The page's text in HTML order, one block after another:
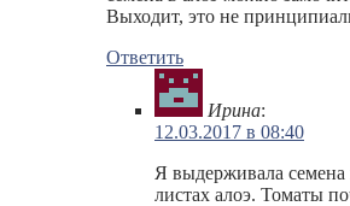
Выходит, это не
Ответить
Ирина:
12.03.2017 в 08:40
Я выдерживала семена
листах алоэ. Томаты